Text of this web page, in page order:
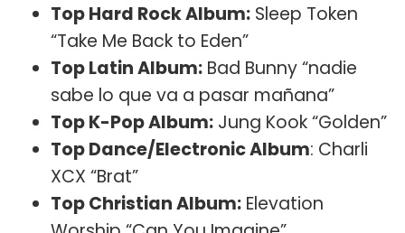
Top Hard Rock Album: Sleep Token
“Take Me Back to Eden”
Top Latin Album: Bad Bunny “nadie
sabe lo que va a pasar mañana”
Top K-Pop Album: Jung Kook “Golden”
Top Dance/Electronic Album: Charli
XCX “Brat”
Top Christian Album: Elevation